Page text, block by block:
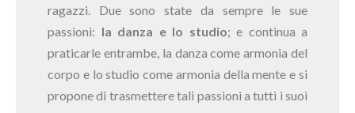
ragazzi. Due sono state da sempre le sue
passioni: la danza e lo studio; e continua a
praticarle entrambe, la danza come armonia del
corpo e lo studio come armonia della mente e si
propone di trasmettere tali passioni a tutti i suoi